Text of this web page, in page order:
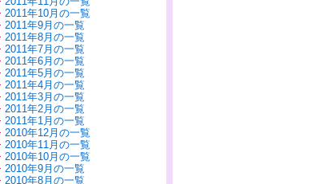
2011年10月の一覧
2011年9月の一覧
2011年8月の一覧
2011年7月の一覧
2011年6月の一覧
2011年5月の一覧
2011年4月の一覧
2011年3月の一覧
2011年2月の一覧
2011年1月の一覧
2010年12月の一覧
2010年11月の一覧
2010年10月の一覧
2010年9月の一覧
2010年8月の一覧